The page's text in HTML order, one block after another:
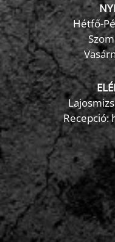
Hétfő-
Recepció: